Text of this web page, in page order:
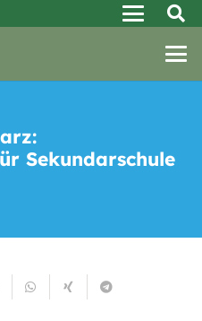
Sekundarschule